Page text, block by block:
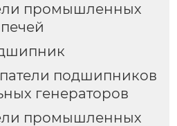
промышленных
печей
подшипников
генераторов
промышленных